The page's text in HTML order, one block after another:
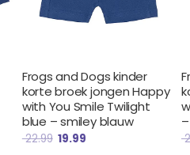
Frogs and Dogs kinder
korte broek jongen Happy
with You Smile Twilight
blue – smiley blauw
22.99 19.99